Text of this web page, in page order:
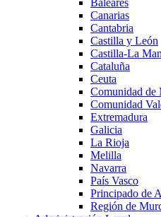
Canarias
Cantabria
Castilla y León
Castilla-La
Cataluña
Ceuta
Comunidad de
Comunidad
Extremadura
Galicia
La Rioja
Melilla
Navarra
País Vasco
Principado de
Región de